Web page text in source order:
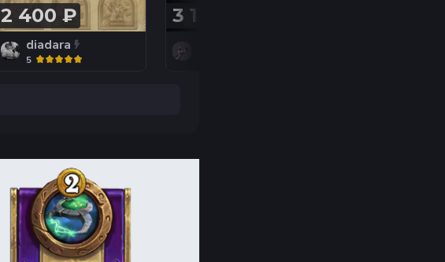
2 400 ₽
diadara
5
3 120 ₽